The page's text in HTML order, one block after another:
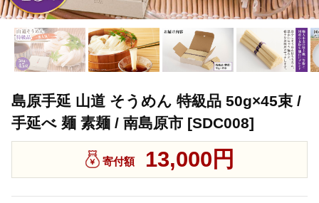
島原手延 山道 そうめん 特級品 50g×45束 /
手延べ 麺 素麺 / 南島原市 [SDC008]
寄付額 13,000円